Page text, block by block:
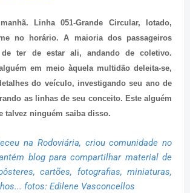
Linha 051-Grande Circular, lotado,
no horário. A maioria dos passageiros
de ter de estar ali, andando de coletivo.
em meio àquela multidão deleita-se,
do veículo, investigando seu ano de
as linhas de seu conceito. Este alguém
talvez ninguém saiba disso.
na Rodoviária, criou comunidade no
blog para compartilhar material de
cartões, fotografias, miniaturas,
fotos: Edilene Vasconcellos